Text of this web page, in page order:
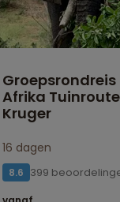
Afrika
Kruger
16 dagen
8.6 399